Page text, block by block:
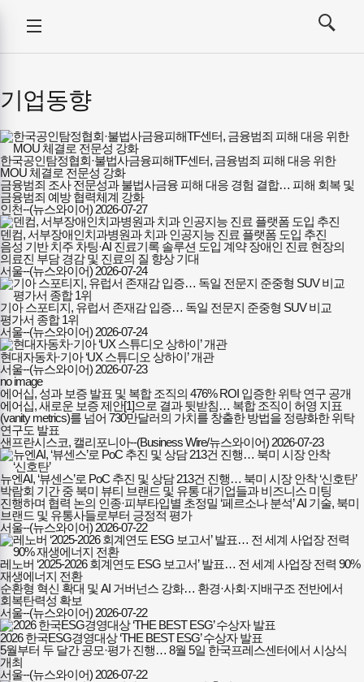
전체메뉴
열기/
검색
열기/
기업동향
한국공인탐정협회·불법사금융피해TF센터, 금융범죄 피해 대응 위한
MOU 체결로 전문성 강화
금융범죄 조사 전문성과 불법사금융 피해 대응 경험 결합… 피해 회복 및
금융범죄 예방 협력체계 강화
인천--(뉴스와이어) 2026-07-27
덴컴, 서부장애인치과병원과 치과 인공지능 진료 플랫폼 도입 추진
음성 기반 치주 차팅·AI 진료기록 솔루션 도입 계약 장애인 진료 현장의
의료진 부담 경감 및 진료의 질 향상 기대
서울--(뉴스와이어) 2026-07-24
기아 스포티지, 유럽서 존재감 입증… 독일 전문지 준중형 SUV 비교
평가서 종합 1위
서울--(뉴스와이어) 2026-07-24
현대자동차·기아 ‘UX 스튜디오 상하이’ 개관
서울--(뉴스와이어) 2026-07-23
no image
에어십, 성과 보증 발표 및 복합 조직의 476% ROI 입증한 위탁 연구 공개
에어십, 새로운 보증 제안[1]으로 결과 뒷받침… 복합 조직이 허영 지표
(vanity metrics)를 넘어 730만달러의 가치를 창출한 방법을 정량화한 위탁
연구도 발표
샌프란시스코, 캘리포니아--(Business Wire/뉴스와이어) 2026-07-23
뉴엔AI, ‘뷰센스’로 PoC 추진 및 상담 213건 진행… 북미 시장 안착 ‘신호탄’
박람회 기간 중 북미 뷰티 브랜드 및 유통 대기업들과 비즈니스 미팅
진행하며 협력 논의 인종·피부타입별 초정밀 ‘페르소나 분석’ AI 기술, 북미
브랜드 및 유통사들로부터 긍정적 평가
서울--(뉴스와이어) 2026-07-22
레노버 ‘2025-2026 회계연도 ESG 보고서’ 발표… 전 세계 사업장 전력 90%
재생에너지 전환
순환형 혁신 확대 및 AI 거버넌스 강화… 환경·사회·지배구조 전반에서
회복탄력성 확보
서울--(뉴스와이어) 2026-07-22
2026 한국ESG경영대상 ‘THE BEST ESG’ 수상자 발표
5월부터 두 달간 공모·평가 진행… 8월 5일 한국프레스센터에서 시상식
개최
서울--(뉴스와이어) 2026-07-22